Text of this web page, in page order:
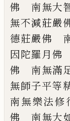
佛 南無大
無不減莊嚴
德莊嚴佛
因陀羅月
佛 南無滿
無師子平等
南無樂法修
佛 南無大